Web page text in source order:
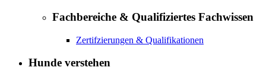
Fachbereiche & Qualifiziertes Fachwissen
Zertifzierungen & Qualifikationen
Hunde verstehen